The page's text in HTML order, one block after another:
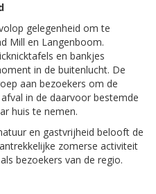
gelegenheid om te
Mill en Langenboom.
en bankjes
in de buitenlucht. De
aan bezoekers om de
in de daarvoor bestemde
huis te nemen.
en gastvrijheid belooft de
zomerse activiteit
bezoekers van de regio.